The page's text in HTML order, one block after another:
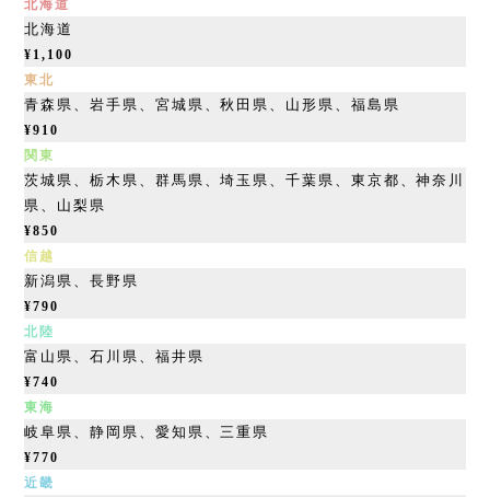
北海道
北海道
¥1,100
東北
青森県、岩手県、宮城県、秋田県、山形県、福島県
¥910
関東
茨城県、栃木県、群馬県、埼玉県、千葉県、東京都、神奈川
県、山梨県
¥850
信越
新潟県、長野県
¥790
北陸
富山県、石川県、福井県
¥740
東海
岐阜県、静岡県、愛知県、三重県
¥770
近畿